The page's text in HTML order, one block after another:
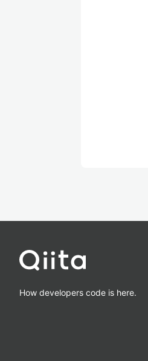
How developers code is here.